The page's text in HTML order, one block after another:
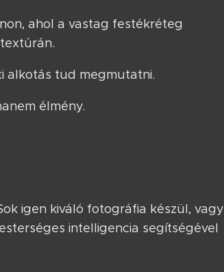
ahol a vastag festékréteg
alkotás tud megmutatni.
élmény.
igen kiváló fotográfia készül, vagy
intelligencia segítségével